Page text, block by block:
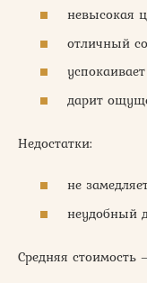
невысокая
отличный
дарит
Недостатки:
не
неудобный
Средняя стоимость